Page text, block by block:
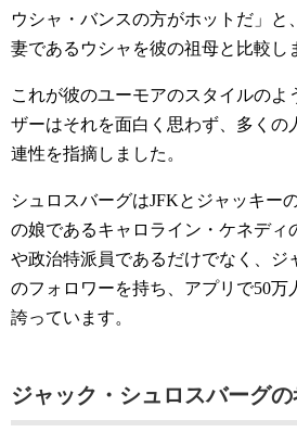
ウシャ・バンスの方がホットだ」と
妻であるウシャを彼の祖母と比較し
これが彼のユーモアのスタイルのよ
ザーはそれを面白く思わず、多くの
連性を指摘しました。
シュロスバーグはJFKとジャッキー
の娘であるキャロライン・ケネディ
や政治特派員であるだけでなく、ジ
のフォロワーを持ち、アプリで50万
誇っています。
ジャック・シュロスバーグ